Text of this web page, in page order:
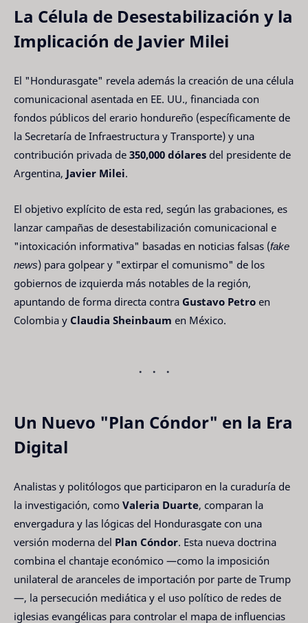
La Célula de Desestabilización y la
Implicación de Javier Milei
El "Hondurasgate" revela además la creación de una célula
comunicacional asentada en EE. UU., financiada con
fondos públicos del erario hondureño (específicamente de
la Secretaría de Infraestructura y Transporte) y una
contribución privada de 350,000 dólares del presidente de
Argentina, Javier Milei.
El objetivo explícito de esta red, según las grabaciones, es
lanzar campañas de desestabilización comunicacional e
"intoxicación informativa" basadas en noticias falsas (fake
news) para golpear y "extirpar el comunismo" de los
gobiernos de izquierda más notables de la región,
apuntando de forma directa contra Gustavo Petro en
Colombia y Claudia Sheinbaum en México.
Un Nuevo "Plan Cóndor" en la Era
Digital
Analistas y politólogos que participaron en la curaduría de
la investigación, como Valeria Duarte, comparan la
envergadura y las lógicas del Hondurasgate con una
versión moderna del Plan Cóndor. Esta nueva doctrina
combina el chantaje económico —como la imposición
unilateral de aranceles de importación por parte de Trump
—, la persecución mediática y el uso político de redes de
iglesias evangélicas para controlar el mapa de influencias